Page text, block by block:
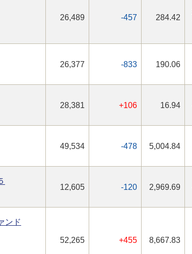
26,489 -457 284.42
26,377 -833 190.06
28,381 +106 16.94
49,534 -478 5,004.84
12,605 -120 2,969.69
ンド
52,265 +455 8,667.83